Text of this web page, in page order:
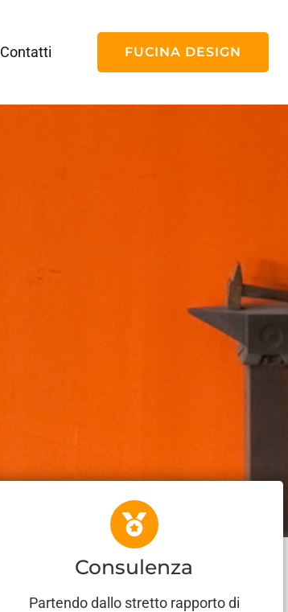
Contatti FUCINA DESIGN
Consulenza
Partendo dallo stretto rapporto di